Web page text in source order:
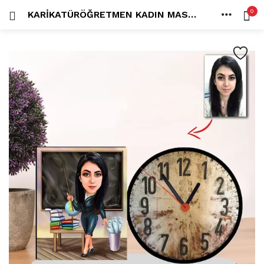
KARIKATÜRÖĞRETMEN KADIN MASAÜSTÜ SAATM5 0
Beni hatırla
Şifremi mi kaybettim?
Tüm kategoriler
ANLORD (6)
BAYİLİK (1)
HİLALİN RENKLİ DÜNYASI (0)
MK FOTO (1)
Kampanyalı Ürünler (13)
Karikatür Anahtarlık (14)
Karikatür Erkek Anahtarlık (14)
Karikatür Biblo (289)
Karikatür Aile Biblo (2)
Karikatür Erkek Biblo (127)
Karikatür Kadın Biblo (71)
Karikatür Sevgili Biblo (89)